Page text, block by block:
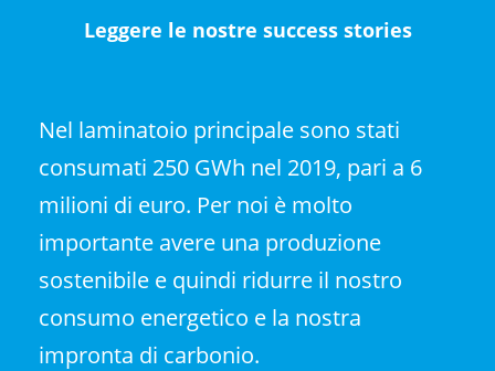
Leggere le nostre success stories
Nel laminatoio principale sono stati
consumati 250 GWh nel 2019, pari a 6
milioni di euro. Per noi è molto
importante avere una produzione
sostenibile e quindi ridurre il nostro
consumo energetico e la nostra
impronta di carbonio.